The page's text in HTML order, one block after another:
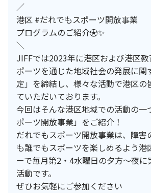
／
港区 #だれでもスポーツ開放事業
プログラムのご紹介⚽️✨
＼
JIFFでは2023年に港区および港区
ポーツを通じた地域社会の発展に関
定」を締結し、様々な活動で港区の
ていただいております。
今回はそんな港区地域での活動の一
ポーツ開放事業」をご紹介！
だれでもスポーツ開放事業は、障害
も誰でもスポーツを楽しめるよう港
ーで毎月第2・4水曜日の夕方〜夜に
活動です。
ぜひお気軽にご参加ください